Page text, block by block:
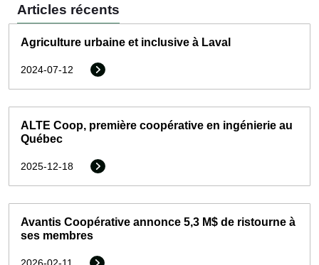
Articles récents
Agriculture urbaine et inclusive à Laval
2024-07-12
ALTE Coop, première coopérative en ingénierie au
Québec
2025-12-18
Avantis Coopérative annonce 5,3 M$ de ristourne à
ses membres